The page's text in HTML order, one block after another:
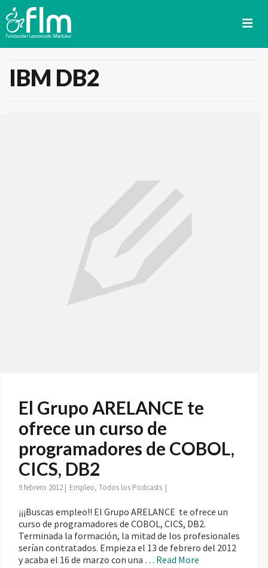
IBM DB2
El Grupo ARELANCE te
ofrece un curso de
programadores de COBOL,
CICS, DB2
9 febrero 2012 | Empleo, Todos los Podcasts |
¡¡¡Buscas empleo!! El Grupo ARELANCE te ofrece un
curso de programadores de COBOL, CICS, DB2.
Terminada la formación, la mitad de los profesionales
serían contratados. Empieza el 13 de febrero del 2012
y acaba el 16 de marzo con una … Read More